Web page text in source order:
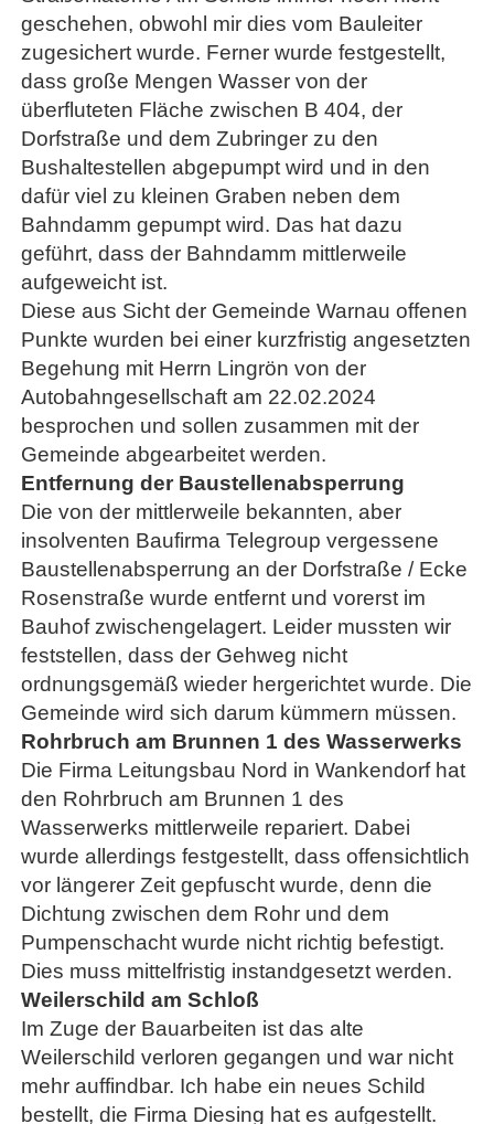
geschehen, obwohl mir dies vom Bauleiter
zugesichert wurde. Ferner wurde festgestellt,
dass große Mengen Wasser von der
überfluteten Fläche zwischen B 404, der
Dorfstraße und dem Zubringer zu den
Bushaltestellen abgepumpt wird und in den
dafür viel zu kleinen Graben neben dem
Bahndamm gepumpt wird. Das hat dazu
geführt, dass der Bahndamm mittlerweile
aufgeweicht ist.
Diese aus Sicht der Gemeinde Warnau offenen
Punkte wurden bei einer kurzfristig angesetzten
Begehung mit Herrn Lingrön von der
Autobahngesellschaft am 22.02.2024
besprochen und sollen zusammen mit der
Gemeinde abgearbeitet werden.
Entfernung der Baustellenabsperrung
Die von der mittlerweile bekannten, aber
insolventen Baufirma Telegroup vergessene
Baustellenabsperrung an der Dorfstraße / Ecke
Rosenstraße wurde entfernt und vorerst im
Bauhof zwischengelagert. Leider mussten wir
feststellen, dass der Gehweg nicht
ordnungsgemäß wieder hergerichtet wurde. Die
Gemeinde wird sich darum kümmern müssen.
Rohrbruch am Brunnen 1 des Wasserwerks
Die Firma Leitungsbau Nord in Wankendorf hat
den Rohrbruch am Brunnen 1 des
Wasserwerks mittlerweile repariert. Dabei
wurde allerdings festgestellt, dass offensichtlich
vor längerer Zeit gepfuscht wurde, denn die
Dichtung zwischen dem Rohr und dem
Pumpenschacht wurde nicht richtig befestigt.
Dies muss mittelfristig instandgesetzt werden.
Weilerschild am Schloß
Im Zuge der Bauarbeiten ist das alte
Weilerschild verloren gegangen und war nicht
mehr auffindbar. Ich habe ein neues Schild
bestellt, die Firma Diesing hat es aufgestellt.